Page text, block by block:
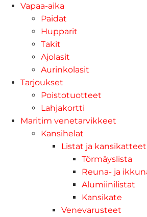
Vapaa-aika
Paidat
Hupparit
Takit
Ajolasit
Aurinkolasit
Tarjoukset
Poistotuotteet
Lahjakortti
Maritim venetarvikkeet
Kansihelat
Listat ja kansikatteet
Törmäyslista
Reuna- ja
Alumiinilistat
Kansikate
Venevarusteet